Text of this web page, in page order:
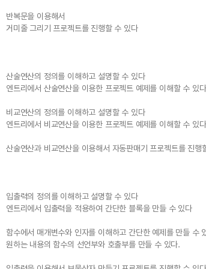
반복문을 이용해서
거미줄 그리기 프로젝트를 진행할 수 있다
산술연산의 정의를 이해하고 설명할 수 있다
엔트리에서 산술연산을 이용한 프로젝트 예제를 이해할 수 있
비교연산의 정의를 이해하고 설명할 수 있다
엔트리에서 비교연산을 이용한 프로젝트 예제를 이해할 수 있
산술연산과 비교연산을 이용해서 자동판매기 프로젝트를 진행
입출력의 정의를 이해하고 설명할 수 있다
엔트리에서 입출력을 적용하여 간단한 블록을 만들 수 있다
함수에서 매개변수와 인자를 이해하고 간단한 예제를 만들 수
원하는 내용의 함수의 선언부와 호출부를 만들 수 있다.